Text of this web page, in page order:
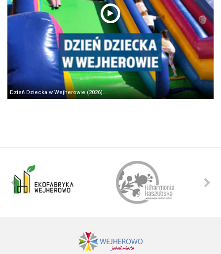
Dzień Dziecka w Wejherowie (2026)...